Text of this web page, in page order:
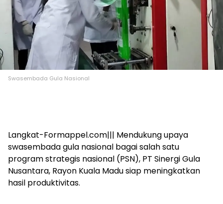
Swasembada Gula Nasional
Langkat-Formappel.com||| Mendukung upaya
swasembada gula nasional bagai salah satu
program strategis nasional (PSN), PT Sinergi Gula
Nusantara, Rayon Kuala Madu siap meningkatkan
hasil produktivitas.